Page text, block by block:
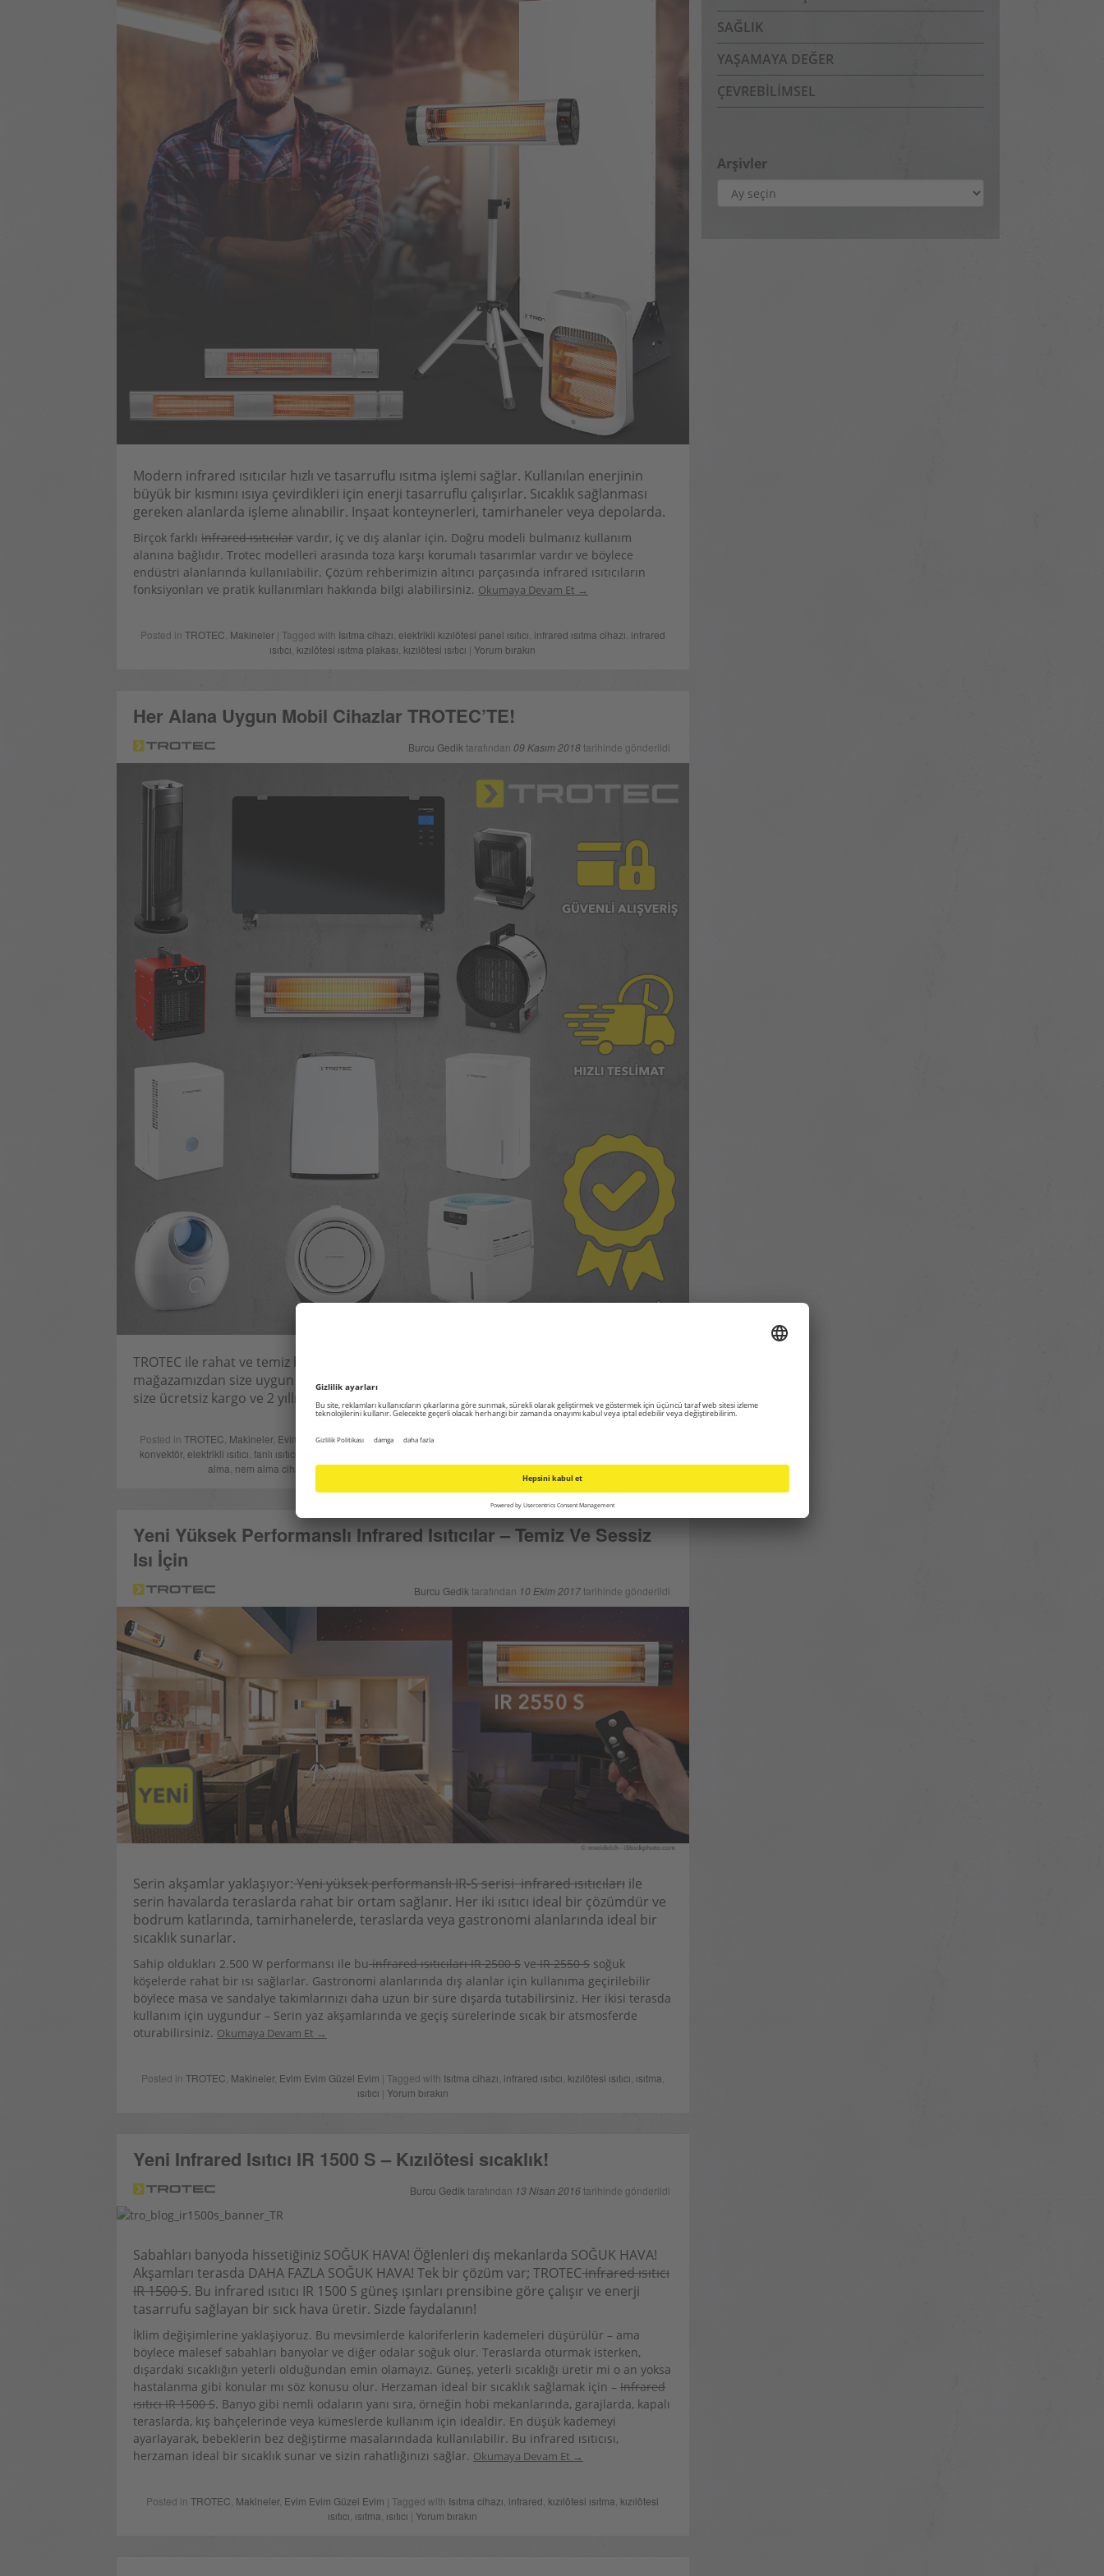
Modern infrared ısıtıcılar hızlı ve tasarruflu ısıtma işlemi sağlar. Kullanılan enerjinin
büyük bir kısmını ısıya çevirdikleri için enerji tasarruflu çalışırlar. Sıcaklık sağlanması
gereken alanlarda işleme alınabilir. Inşaat konteynerleri, tamirhaneler veya depolarda.
Birçok farklı infrared ısıtıcılar vardır, iç ve dış alanlar için. Doğru modeli bulmanız kullanım
alanına bağlıdır. Trotec modelleri arasında toza karşı korumalı tasarımlar vardır ve böylece
endüstri alanlarında kullanılabilir. Çözüm rehberimizin altıncı parçasında infrared ısıtıcıların
fonksiyonları ve pratik kullanımları hakkında bilgi alabilirsiniz. Okumaya Devam Et
Posted in TROTEC Makineler| Tagged with Isıtma cihazı elektrikli kızılötesi panel ısıtıcı infrared ısıtma cihazı infrared
ısıtıcı kızılötesi ısıtma plakası kızılötesi ısıtıcı |Yorum bırakın
Her Alana Uygun Mobil Cihazlar TROTEC’TE!
Burcu Gedik tarafından 09 Kasım 2018tarihinde gönderildi
TROTEC ile rahat ve temiz bir ortam havasının tadını çıkarın. Online satış
mağazamızdan size uygun olan ürünü, tasarımı ve rengi sepetinize ekleyin. Cihazınızı
size ücretsiz kargo ve 2 yıllık garanti kapsamı ile kapınıza teslim edelim.
Posted in TROTEC Makineler, Evim Evim Güzel Evim,Sanayi ve İnşaat
konvektör,elektrikli ısıtıcı ,fanlı ısıtıcı
alma nem alma cihazı nemlendirici,nemlendirme cihazı,radyatör,ısıtıcı|Yorum bırakın
Yeni Yüksek Performanslı Infrared Isıtıcılar – Temiz Ve Sessiz
Isı İçin
Burcu Gedik tarafından 10 Ekim 2017tarihinde gönderildi
Serin akşamlar yaklaşıyor:Yeni yüksek performanslı IR-S serisi infrared ısıtıcıları ile
serin havalarda teraslarda rahat bir ortam sağlanır. Her iki ısıtıcı ideal bir çözümdür ve
bodrum katlarında, tamirhanelerde, teraslarda veya gastronomi alanlarında ideal bir
sıcaklık sunarlar.
Sahip oldukları 2.500 W performansı ile buinfrared ısıtıcıları IR 2500 S veIR 2550 S soğuk
köşelerde rahat bir ısı sağlarlar. Gastronomi alanlarında dış alanlar için kullanıma geçirilebilir
böylece masa ve sandalye takımlarınızı daha uzun bir süre dışarda tutabilirsiniz. Her ikisi terasda
kullanım için uygundur – Serin yaz akşamlarında ve geçiş sürelerinde sıcak bir atsmosferde
oturabilirsiniz. Okumaya Devam Et
Posted in TROTEC Makineler, Evim Evim Güzel Evim | Tagged with Isıtma cihazı infrared ısıtıcı kızılötesi ısıtıcı ısıtma
ısıtıcı | Yorum bırakın
Yeni Infrared Isıtıcı IR 1500 S – Kızılötesi sıcaklık!
Burcu Gedik tarafından 13 Nisan 2016tarihinde gönderildi
Sabahları banyoda hissetiğiniz SOĞUK HAVA! Öğlenleri dış mekanlarda SOĞUK HAVA!
Akşamları terasda DAHA FAZLA SOĞUK HAVA! Tek bir çözüm var; TROTECinfrared ısıtıcı
IR 1500 S. Bu infrared ısıtıcı IR 1500 S güneş ışınları prensibine göre çalışır ve enerji
tasarrufu sağlayan bir sıck hava üretir. Sizde faydalanın!
İklim değişimlerine yaklaşiyoruz. Bu mevsimlerde kaloriferlerin kademeleri düşürülür – ama
böylece malesef sabahları banyolar ve diğer odalar soğuk olur. Teraslarda oturmak isterken,
dışardaki sıcaklığın yeterli olduğundan emin olamayız. Güneş, yeterli sıcaklığı üretir mi o an yoksa
hastalanma gibi konular mı söz konusu olur. Herzaman ideal bir sıcaklık sağlamak için – Infrared
ısıtıcı IR 1500 S. Banyo gibi nemli odaların yanı sıra, örneğin hobi mekanlarında, garajlarda, kapalı
teraslarda, kış bahçelerinde veya kümeslerde kullanım için idealdir. En düşük kademeyi
ayarlayarak, bebeklerin bez değiştirme masalarındada kullanılabilir. Bu infrared ısıtıcısı,
herzaman ideal bir sıcaklık sunar ve sizin rahatlığınızı sağlar. Okumaya Devam Et
Posted inTROTEC Makineler, Evim Evim Güzel Evim | Tagged with Isıtma cihazı infrared kızılötesi ısıtma kızılötesi
ısıtıcı ısıtma ısıtıcı |Yorum bırakın
SAĞLIK
YAŞAMAYA DEĞER
ÇEVREBILIMSEL
Arşivler
Arşivler